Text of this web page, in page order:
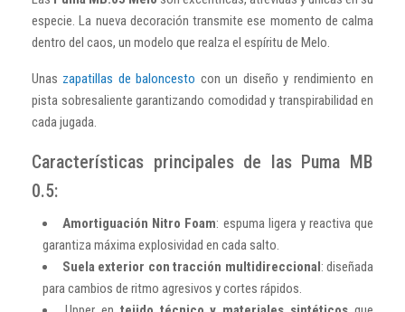
especie. La nueva decoración transmite ese momento de calma
dentro del caos, un modelo que realza el espíritu de Melo.
Unas zapatillas de baloncesto con un diseño y rendimiento en
pista sobresaliente garantizando comodidad y transpirabilidad en
cada jugada.
Características principales de las Puma MB
0.5:
Amortiguación Nitro Foam: espuma ligera y reactiva que
garantiza máxima explosividad en cada salto.
Suela exterior con tracción multidireccional: diseñada
para cambios de ritmo agresivos y cortes rápidos.